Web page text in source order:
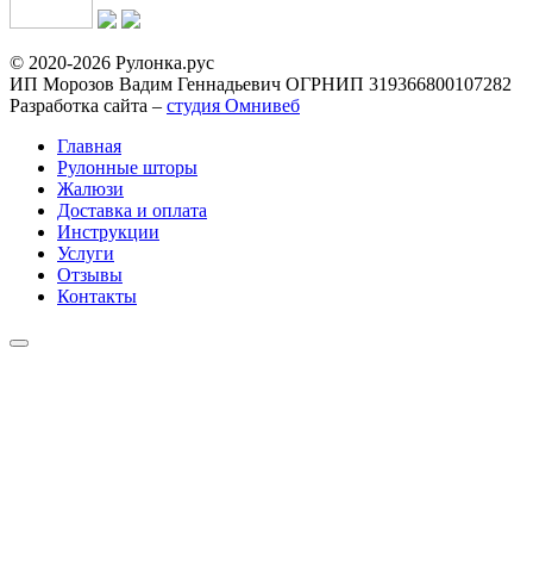
© 2020-2026 Рулонка.рус
ИП Морозов Вадим Геннадьевич ОГРНИП 319366800107282
Разработка сайта – студия Омнивеб
Главная
Рулонные шторы
Жалюзи
Доставка и оплата
Инструкции
Услуги
Отзывы
Контакты